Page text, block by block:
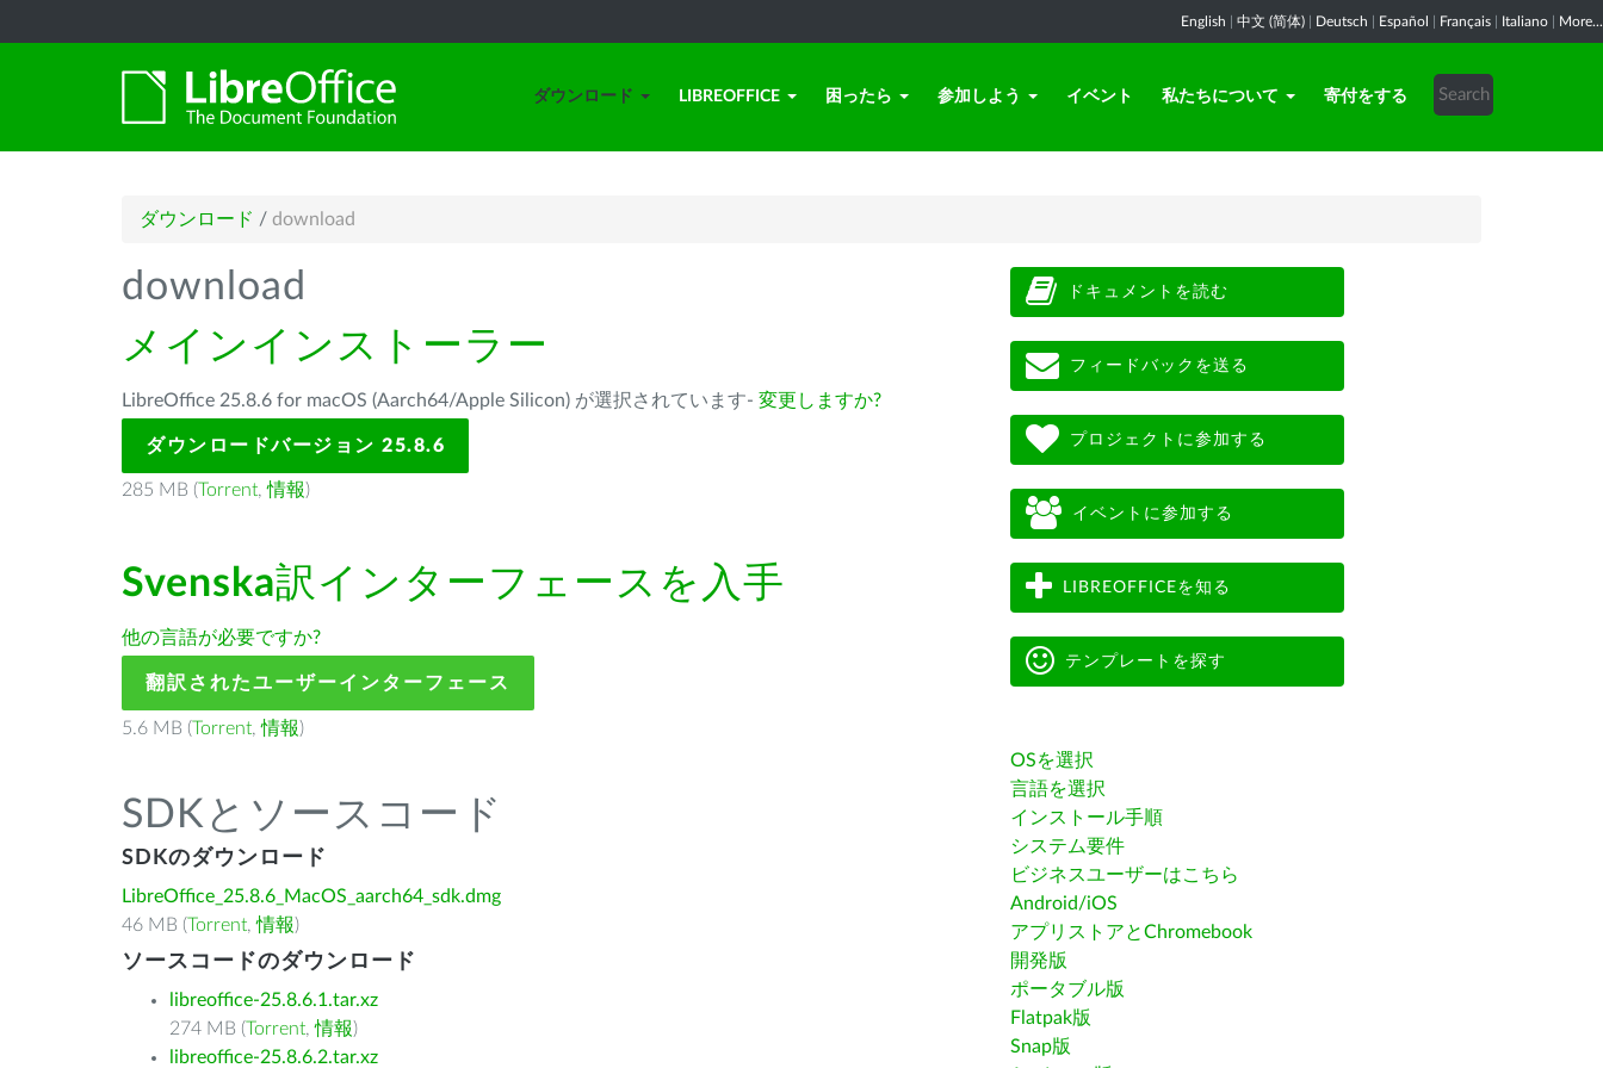
English 中文 (简体) Deutsch Español Français Italiano More...
ダウンロード LIBREOFFICE 困ったら 参加しよう イベント 私たちについて 寄付をする
ダウンロード / download
download
メインインストーラー
LibreOffice 25.8.6 for macOS (Aarch64/Apple Silicon) が選択されています- 変更しますか?
ダウンロードバージョン 25.8.6
285 MB (Torrent,情報)
Svenska訳インターフェースを入手
他の言語が必要ですか?
翻訳されたユーザーインターフェース
5.6 MB (Torrent,情報)
SDKとソースコード
SDKのダウンロード
LibreOffice_25.8.6_MacOS_aarch64_sdk.dmg
46 MB (Torrent,情報)
ソースコードのダウンロード
libreoffice-25.8.6.1.tar.xz
274 MB (Torrent,情報)
libreoffice-25.8.6.2.tar.xz
ドキュメントを読む
フィードバックを送る
プロジェクトに参加する
イベントに参加する
LIBREOFFICEを知る
テンプレートを探す
OSを選択
言語を選択
インストール手順
システム要件
ビジネスユーザーはこちら
Android/iOS
アプリストアとChromebook
開発版
ポータブル版
Flatpak版
Snap版